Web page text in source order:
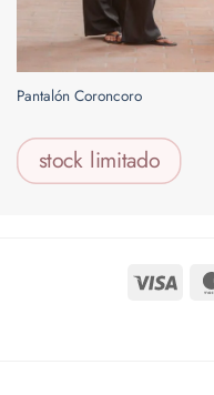
Pantalón Coroncoro
stock limitado
$ 220.000
Visa